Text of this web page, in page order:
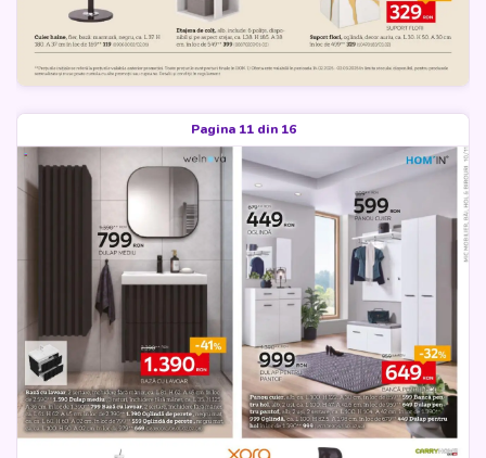
Pagina 11 din 16